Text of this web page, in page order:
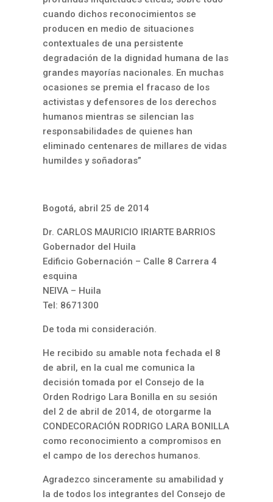
cuando dichos reconocimientos se
producen en medio de situaciones
contextuales de una persistente
degradación de la dignidad humana de las
grandes mayorías nacionales. En muchas
ocasiones se premia el fracaso de los
activistas y defensores de los derechos
humanos mientras se silencian las
responsabilidades de quienes han
eliminado centenares de millares de vidas
humildes y soñadoras”
Bogotá, abril 25 de 2014
Dr. CARLOS MAURICIO IRIARTE BARRIOS
Gobernador del Huila
Edificio Gobernación – Calle 8 Carrera 4
esquina
NEIVA – Huila
Tel: 8671300
De toda mi consideración.
He recibido su amable nota fechada el 8
de abril, en la cual me comunica la
decisión tomada por el Consejo de la
Orden Rodrigo Lara Bonilla en su sesión
del 2 de abril de 2014, de otorgarme la
CONDECORACIÓN RODRIGO LARA BONILLA
como reconocimiento a compromisos en
el campo de los derechos humanos.
Agradezco sinceramente su amabilidad y
la de todos los integrantes del Consejo de